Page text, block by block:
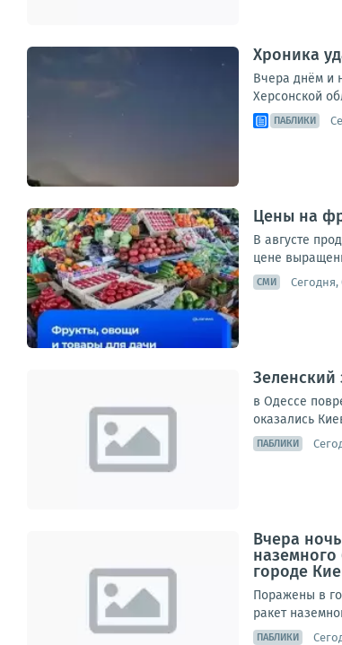
Хроника
Вчера днём и
Херсонской
ПАБЛИКИ
Цены на
В августе
цене
СМИ Сегодня,
Зеленский
в Одессе
оказались
ПАБЛИКИ
Вчера
городе
Поражены в
ракет
ПАБЛИКИ